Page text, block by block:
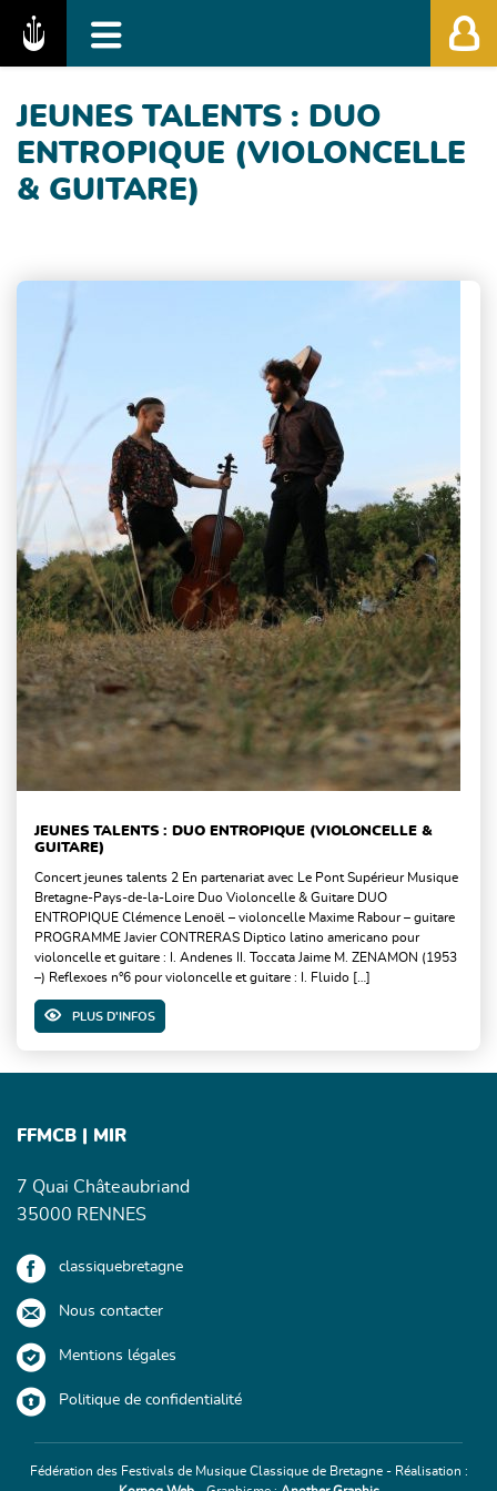
Fédération des Festivals de Musique
JEUNES TALENTS : DUO
ENTROPIQUE (VIOLONCELLE
& GUITARE)
JEUNES TALENTS : DUO ENTROPIQUE (VIOLONCELLE &
GUITARE)
Concert jeunes talents 2 En partenariat avec Le Pont Supérieur Musique
Bretagne-Pays-de-la-Loire Duo Violoncelle & Guitare DUO
ENTROPIQUE Clémence Lenoël – violoncelle Maxime Rabour – guitare
PROGRAMME Javier CONTRERAS Diptico latino americano pour
violoncelle et guitare : I. Andenes II. Toccata Jaime M. ZENAMON (1953
–) Reflexoes n°6 pour violoncelle et guitare : I. Fluido […]
PLUS D'INFOS
FFMCB | MIR
7 Quai Châteaubriand
35000 RENNES
classiquebretagne
Nous contacter
Mentions légales
Politique de confidentialité
Fédération des Festivals de Musique Classique de Bretagne - Réalisation :